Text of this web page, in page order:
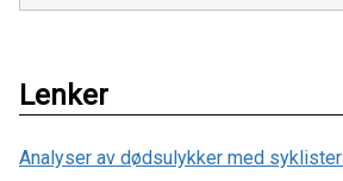
Lenker
Analyser av dødsulykker med